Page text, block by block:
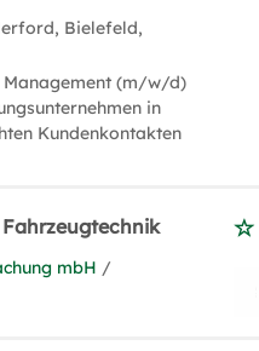
Bielefeld,
Management (m/w/d)
in
Kundenkontakten
mbH /